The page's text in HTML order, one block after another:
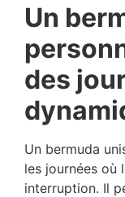
Un
des
Un bermuda
les journées où
interruption. Il